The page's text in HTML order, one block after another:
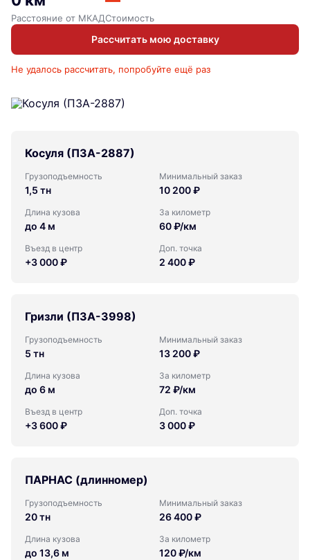
Расстояние от МКАДСтоимость
Рассчитать мою доставку
Не удалось рассчитать, попробуйте ещё раз
Косуля (ПЗА-2887)
Грузоподъемность
1,5 тн
Минимальный заказ
10 200 ₽
Длина кузова
до 4 м
За километр
60 ₽/км
Въезд в центр
+3 000 ₽
Доп. точка
2 400 ₽
Гризли (ПЗА-3998)
Грузоподъемность
5 тн
Минимальный заказ
13 200 ₽
Длина кузова
до 6 м
За километр
72 ₽/км
Въезд в центр
+3 600 ₽
Доп. точка
3 000 ₽
ПАРНАС (длинномер)
Грузоподъемность
20 тн
Минимальный заказ
26 400 ₽
Длина кузова
до 13,6 м
За километр
120 ₽/км